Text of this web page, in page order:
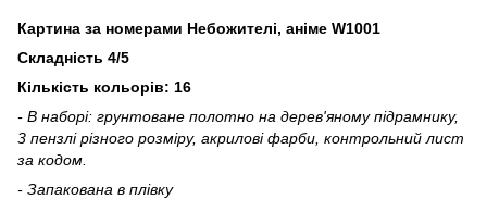
Картина за номерами Небожителі, аніме W1001
Складність 4/5
Кількість кольорів: 16
- В наборі: грунтоване полотно на дерев'яному підрамнику,
3 пензлі різного розміру, акрилові фарби, контрольний лист
за кодом.
- Запакована в плівку